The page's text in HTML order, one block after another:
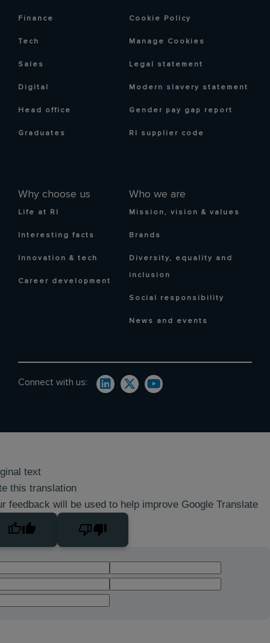
Finance
Tech
Sales
Digital
Head office
Graduates
Why choose us
Life at RI
Interesting facts
Innovation & tech
Career development
Who we are
Mission, vision & values
Brands
Diversity, equality and
inclusion
Social responsibility
News and events
Cookie Policy
Manage Cookies
Legal statement
Modern slavery statement
Gender pay gap report
RI supplier code
Connect with us:
text
this translation
feedback will be used to help improve Google Translate